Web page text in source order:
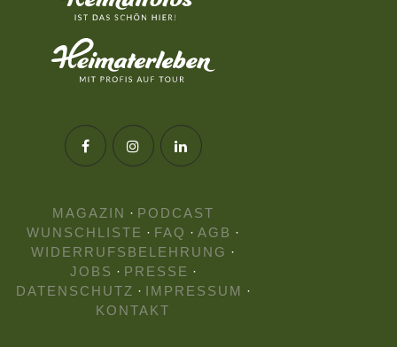
MAGAZIN · PODCAST
WUNSCHLISTE · FAQ · AGB ·
WIDERRUFSBELEHRUNG ·
JOBS · PRESSE ·
DATENSCHUTZ · IMPRESSUM ·
KONTAKT